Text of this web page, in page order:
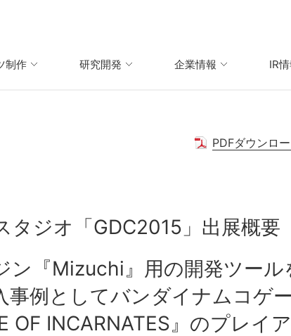
制作 研究開発 企業情報 IR
PDFダウンロ
タジオ「GDC2015」出展概要
ン『Mizuchi』用の開発ツール
事例としてバンダイナムコゲ
OF INCARNATES』のプレイ